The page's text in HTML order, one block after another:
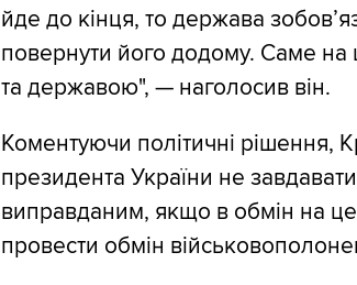
йде до кінця, то держава
повернути його додому. Саме на
та державою", — наголосив він.
Коментуючи політичні рішення,
президента України не
виправданим, якщо в обмін на
провести обмін